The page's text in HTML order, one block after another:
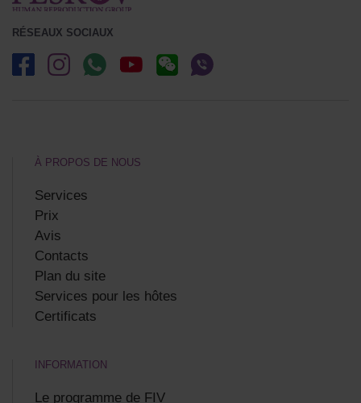
RÉSEAUX SOCIAUX
À PROPOS DE NOUS
Services
Prix
Avis
Contacts
Plan du site
Services pour les hôtes
Certificats
INFORMATION
Le programme de FIV